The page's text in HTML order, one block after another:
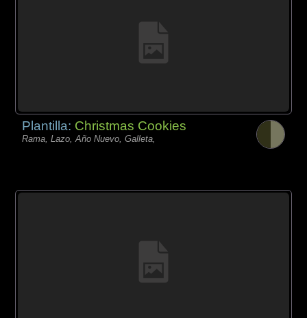
Plantilla: Christmas Cookies
Rama, Lazo, Año Nuevo, Galleta,